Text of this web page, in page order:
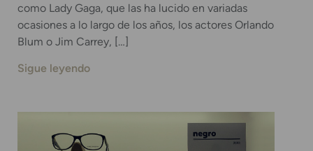
como Lady Gaga, que las ha lucido en variadas
ocasiones a lo largo de los años, los actores Orlando
Blum o Jim Carrey, […]
Sigue leyendo